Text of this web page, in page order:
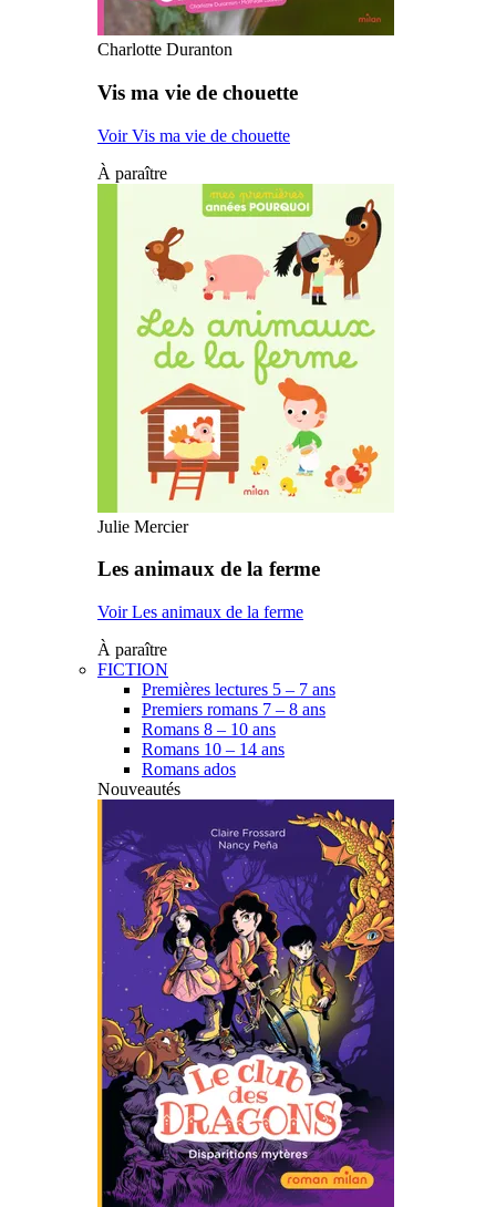
Charlotte Duranton
Vis ma vie de chouette
Voir Vis ma vie de chouette
À paraître
Julie Mercier
Les animaux de la ferme
Voir Les animaux de la ferme
À paraître
FICTION
Premières lectures 5 – 7 ans
Premiers romans 7 – 8 ans
Romans 8 – 10 ans
Romans 10 – 14 ans
Romans ados
Nouveautés